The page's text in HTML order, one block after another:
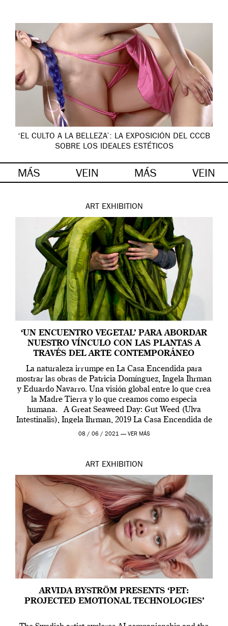
‘EL CULTO A LA BELLEZA’: LA EXPOSICIÓN DEL CCCB
SOBRE LOS IDEALES ESTÉTICOS
MÁS VEIN MÁS VEIN
ART EXHIBITION
‘UN ENCUENTRO VEGETAL’ PARA ABORDAR
NUESTRO VÍNCULO CON LAS PLANTAS A
TRAVÉS DEL ARTE CONTEMPORÁNEO
La naturaleza irrumpe en La Casa Encendida para
mostrar las obras de Patricia Domínguez, Ingela Ihrman
y Eduardo Navarro. Una visión global entre lo que crea
la Madre Tierra y lo que creamos como especia
humana. A Great Seaweed Day: Gut Weed (Ulva
Intestinalis), Ingela Ihrman, 2019 La Casa Encendida de
Madrid y la Wellcome […]
08 / 06 / 2021 — VER MÁS
ART EXHIBITION
ARVIDA BYSTRÖM PRESENTS ‘PET:
PROJECTED EMOTIONAL TECHNOLOGIES’